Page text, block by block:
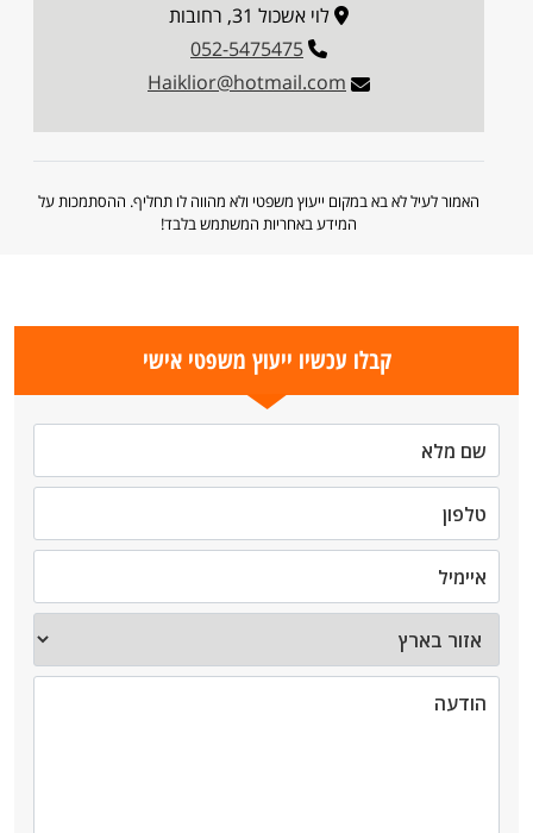
לוי אשכול 31, רחובות
052-5475475
Haiklior@hotmail.com
האמור לעיל לא בא במקום ייעוץ משפטי ולא מהווה לו תחליף. ההסתמכות על
המידע באחריות המשתמש בלבד!
קבלו עכשיו ייעוץ משפטי אישי